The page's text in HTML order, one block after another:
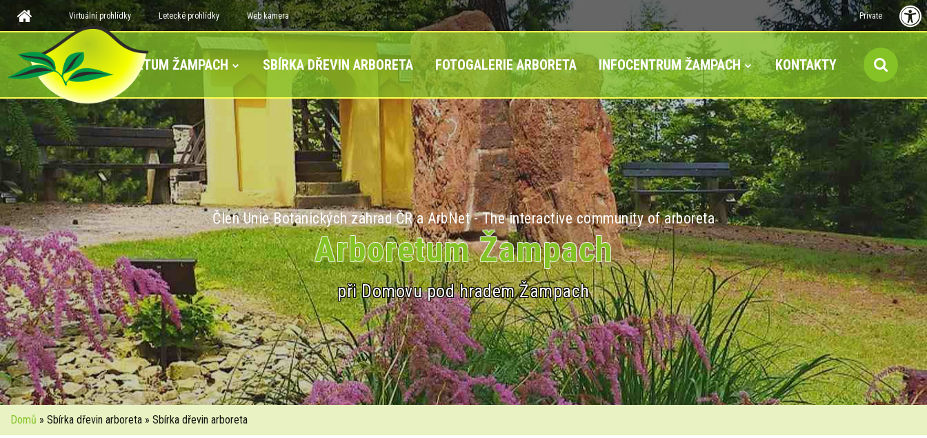
Virtuální prohlídky Letecké prohlídky Web kamera Private
ARBORETUM ŽAMPACH SBÍRKA DŘEVIN ARBORETA FOTOGALERIE ARBORETA INFOCENTRUM ŽAMPACH KONTAKTY
Člen Unie Botanických zahrad ČR a ArbNet - The interactive community of arboreta
Arboretum Žampach
při Domovu pod hradem Žampach
Domů » Sbírka dřevin arboreta » Sbírka dřevin arboreta